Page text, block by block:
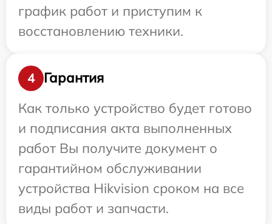
график работ и приступим к
восстановлению техники.
4
Гарантия
Как только устройство будет готово
и подписания акта выполненных
работ Вы получите документ о
гарантийном обслуживании
устройства Hikvision сроком на все
виды работ и запчасти.